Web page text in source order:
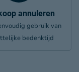
annuleren
gebruik van
bedenktijd